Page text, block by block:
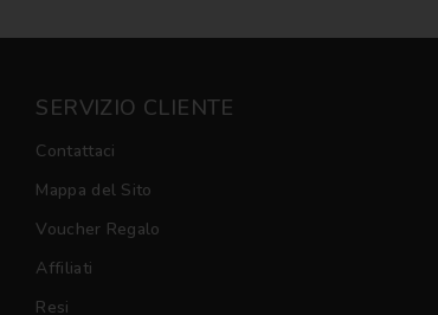
SERVIZIO CLIENTE
Contattaci
Mappa del Sito
Voucher Regalo
Affiliati
Resi